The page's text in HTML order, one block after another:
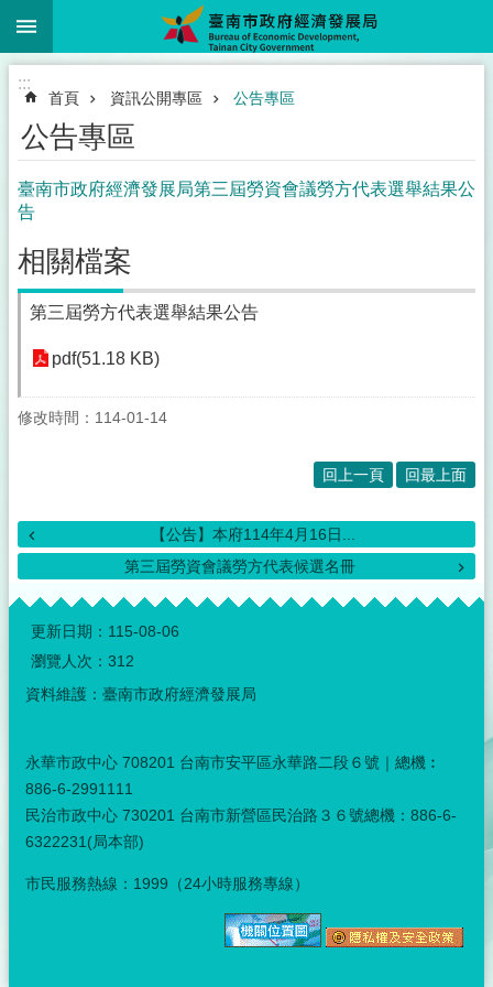
跳到主要內容區塊
:::
首頁 資訊公開專區 公告專區
公告專區
臺南市政府經濟發展局第三屆勞資會議勞方代表選舉結果公
告
相關檔案
第三屆勞方代表選舉結果公告
pdf(51.18 KB)
修改時間：114-01-14
回上一頁 回最上面
【公告】本府114年4月16日...
第三屆勞資會議勞方代表候選名冊
:::
更新日期： 115-08-06
瀏覽人次： 312
資料維護：臺南市政府經濟發展局
永華市政中心 708201 台南市安平區永華路二段６號｜總機︰
886-6-2991111
民治市政中心 730201 台南市新營區民治路３６號總機：886-6-
6322231(局本部)
市民服務熱線：1999（24小時服務專線）